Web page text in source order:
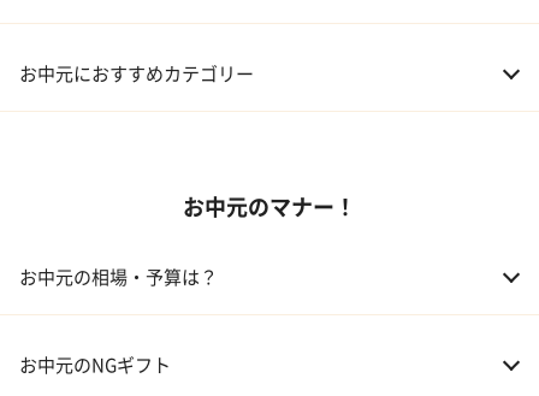
お中元におすすめカテゴリー
03 ギフトカタログ
お中元のマナー！
お中元の相場・予算は？
お中元のNGギフト